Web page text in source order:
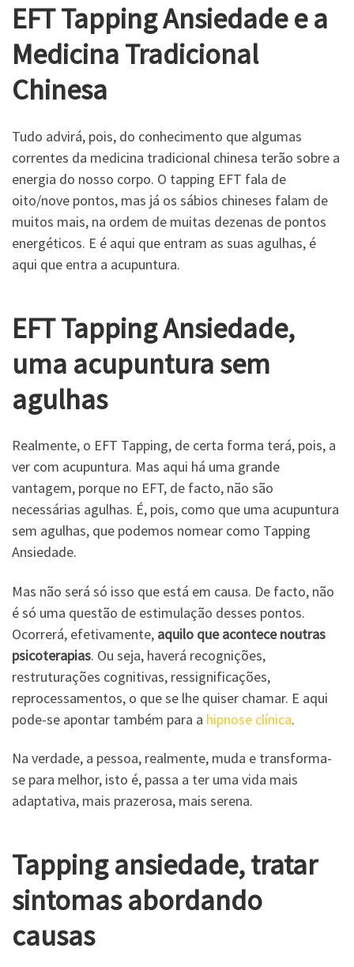
EFT Tapping Ansiedade e a
Medicina Tradicional
Chinesa
Tudo advirá, pois, do conhecimento que algumas
correntes da medicina tradicional chinesa terão sobre a
energia do nosso corpo. O tapping EFT fala de
oito/nove pontos, mas já os sábios chineses falam de
muitos mais, na ordem de muitas dezenas de pontos
energéticos. E é aqui que entram as suas agulhas, é
aqui que entra a acupuntura.
EFTTapping Ansiedade,
uma acupuntura sem
agulhas
Realmente, o EFT Tapping, de certa forma terá, pois, a
ver com acupuntura. Mas aqui há uma grande
vantagem, porque no EFT, de facto, não são
necessárias agulhas. É, pois, como que uma acupuntura
sem agulhas, que podemos nomear como Tapping
Ansiedade.
Mas não será só isso que está em causa. De facto, não
é só uma questão de estimulação desses pontos.
Ocorrerá, efetivamente, aquilo que acontece noutras
psicoterapias. Ou seja, haverá recognições,
restruturações cognitivas, ressignificações,
reprocessamentos, o que se lhe quiser chamar. E aqui
pode-se apontar também para a hipnose clínica.
Na verdade, a pessoa, realmente, muda e transforma-
se para melhor, isto é, passa a ter uma vida mais
adaptativa, mais prazerosa, mais serena.
Tapping ansiedade, tratar
sintomas abordando
causas